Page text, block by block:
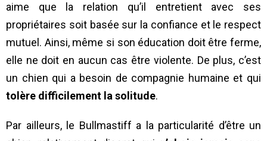
aime que la relation qu’il entretient avec ses
propriétaires soit basée sur la confiance et le respect
mutuel. Ainsi, même si son éducation doit être ferme,
elle ne doit en aucun cas être violente. De plus, c’est
un chien qui a besoin de compagnie humaine et qui
tolère difficilement la solitude.
Par ailleurs, le Bullmastiff a la particularité d’être un